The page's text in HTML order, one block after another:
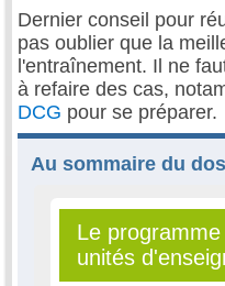
Dernier conseil pour
pas oublier que la
l'entraînement. Il ne
à refaire des cas,
DCG pour se préparer.
Au sommaire du
Le
unités